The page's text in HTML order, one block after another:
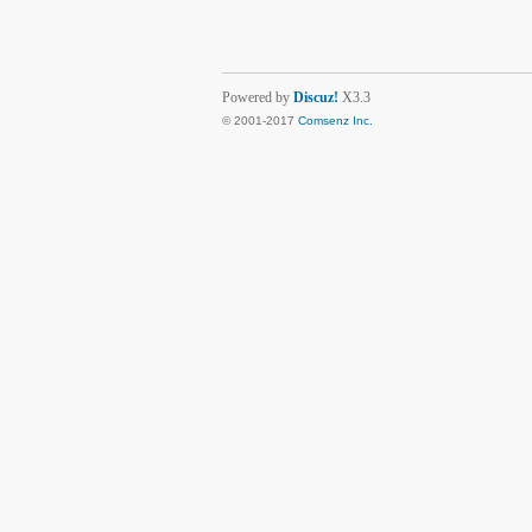
Powered by Discuz! X3.3
© 2001-2017 Comsenz Inc.